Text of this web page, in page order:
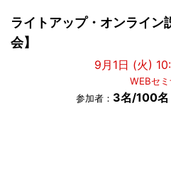
ライトアップ・オンライン
会】
9月1日 (火)
WEBセ
参加者： 3名/100名